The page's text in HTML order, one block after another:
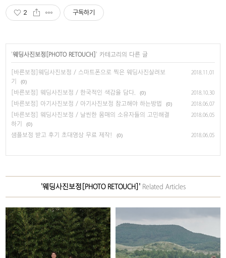
2 구독하기
'웨딩사진보정[PHOTO RETOUCH] ' 카테고리의 다른 글
[바른보정]웨딩사진보정 / 스마트폰으로 찍은 웨딩사진살려보
기
(0)
2018.11.01
[바른보정] 웨딩사진보정 / 한국적인 색감을 담다. (0) 2018.10.30
[바른보정] 아기사진보정 / 아기사진보정 참고해야 하는방법 (0) 2018.06.07
[바른보정] 웨딩사진보정 / 날씬한 몸매의 소유자들의 고민해결
하기
(0)
2018.06.05
샘플보정 받고 후기 초대영상 무료 제작! (0) 2018.06.05
'웨딩사진보정[PHOTO RETOUCH]'Related Articles